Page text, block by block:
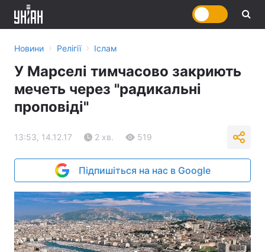
Новини › Релігії › Іслам
У Марселі тимчасово закриють
мечеть через "радикальні
проповіді"
13:53, 14.12.17 2 хв. 519
Підпишіться на нас в Google